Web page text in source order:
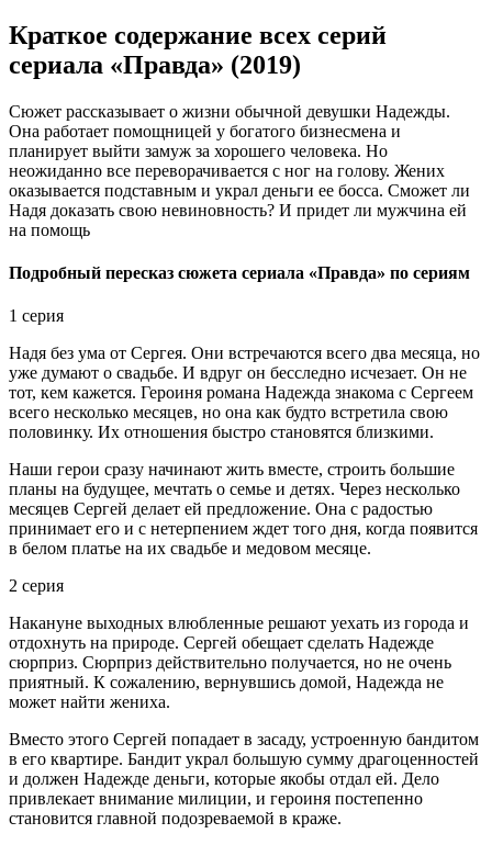
Краткое содержание всех серий
сериала «Правда» (2019)
Сюжет рассказывает о жизни обычной девушки Надежды.
Она работает помощницей у богатого бизнесмена и
планирует выйти замуж за хорошего человека. Но
неожиданно все переворачивается с ног на голову. Жених
оказывается подставным и украл деньги ее босса. Сможет ли
Надя доказать свою невиновность? И придет ли мужчина ей
на помощь
Подробный пересказ сюжета сериала «Правда» по сериям
1 серия
Надя без ума от Сергея. Они встречаются всего два месяца, но
уже думают о свадьбе. И вдруг он бесследно исчезает. Он не
тот, кем кажется. Героиня романа Надежда знакома с Сергеем
всего несколько месяцев, но она как будто встретила свою
половинку. Их отношения быстро становятся близкими.
Наши герои сразу начинают жить вместе, строить большие
планы на будущее, мечтать о семье и детях. Через несколько
месяцев Сергей делает ей предложение. Она с радостью
принимает его и с нетерпением ждет того дня, когда появится
в белом платье на их свадьбе и медовом месяце.
2 серия
Накануне выходных влюбленные решают уехать из города и
отдохнуть на природе. Сергей обещает сделать Надежде
сюрприз. Сюрприз действительно получается, но не очень
приятный. К сожалению, вернувшись домой, Надежда не
может найти жениха.
Вместо этого Сергей попадает в засаду, устроенную бандитом
в его квартире. Бандит украл большую сумму драгоценностей
и должен Надежде деньги, которые якобы отдал ей. Дело
привлекает внимание милиции, и героиня постепенно
становится главной подозреваемой в краже.